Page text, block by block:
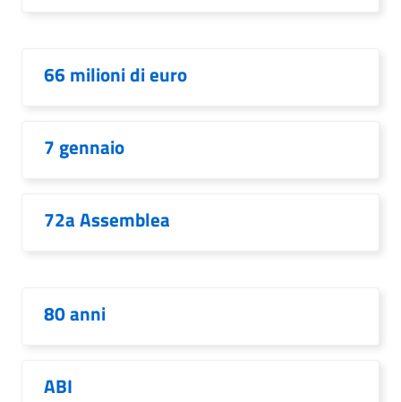
66 milioni di euro
7 gennaio
72a Assemblea
80 anni
ABI